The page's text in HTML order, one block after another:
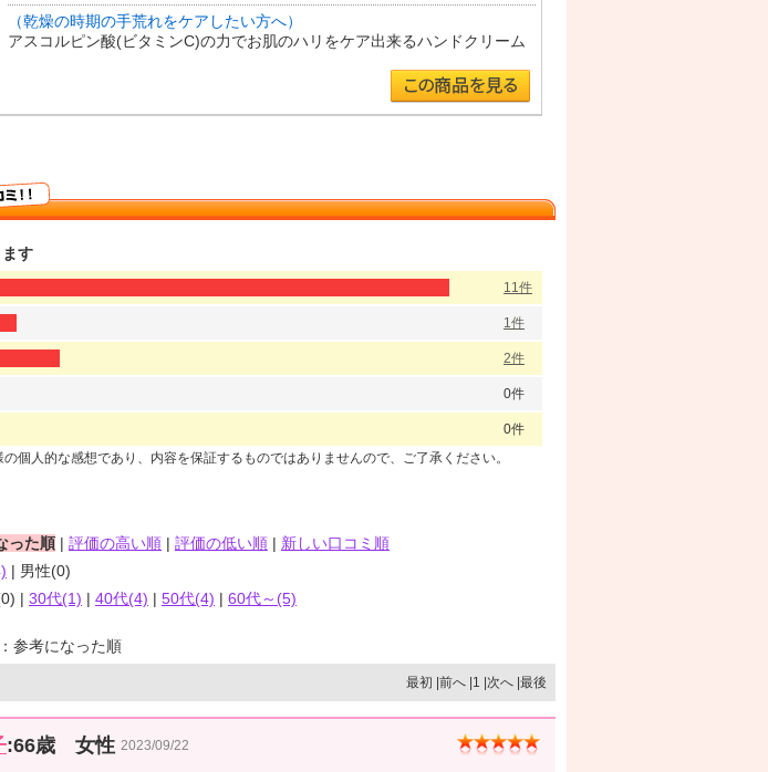
（乾燥の時期の手荒れをケアしたい方へ）
アスコルピン酸(ビタミンC)の力でお肌のハリをケア出来るハンドクリーム
す
11件
1件
2件
0件
0件
個人的な感想であり、内容を保証するものではありませんので、ご了承ください。
った順 | 評価の高い順 | 評価の低い順 | 新しい口コミ順
| 男性(0)
| 30代(1) | 40代(4) | 50代(4) | 60代～(5)
参考になった順
最初 |前へ |1 |次へ |最後
:66歳 女性 2023/09/22